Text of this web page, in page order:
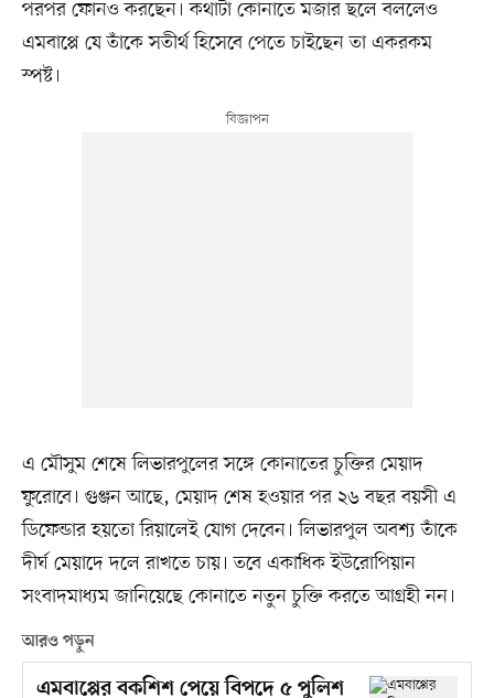
পরপর ফোনও করছেন। কথাটা কোনাতে মজার ছলে বললেও
এমবাপ্পে যে তাঁকে সতীর্থ হিসেবে পেতে চাইছেন তা একরকম
স্পষ্ট।
এ মৌসুম শেষে লিভারপুলের সঙ্গে কোনাতের চুক্তির মেয়াদ
ফুরোবে। গুঞ্জন আছে, মেয়াদ শেষ হওয়ার পর ২৬ বছর বয়সী এ
ডিফেন্ডার হয়তো রিয়ালেই যোগ দেবেন। লিভারপুল অবশ্য তাঁকে
দীর্ঘ মেয়াদে দলে রাখতে চায়। তবে একাধিক ইউরোপিয়ান
সংবাদমাধ্যম জানিয়েছে কোনাতে নতুন চুক্তি করতে আগ্রহী নন।
আরও পড়ুন
এমবাপ্পের বকশিশ পেয়ে বিপদে ৫ পুলিশ